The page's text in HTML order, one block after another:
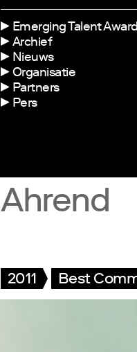
Emerging Talent
Archief
Nieuws
Organisatie
Partners
Pers
Ahrend
2011 Best